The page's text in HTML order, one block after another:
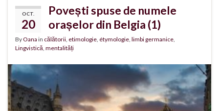
OCT.
20
Povești spuse de numele
orașelor din Belgia (1)
ByOana in călătorii etimologie étymologie limbi germanice
Lingvistică mentalități